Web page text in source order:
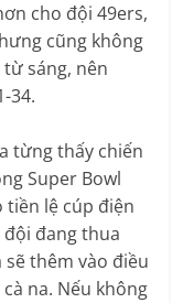
cho đội 49ers,
cũng không
sáng, nên
34.
thấy chiến
Super Bowl
tiền lệ cúp điện
đang thua
thêm vào điều
na. Nếu không